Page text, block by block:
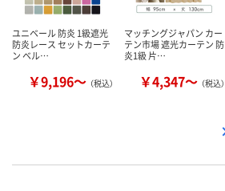
ユニベール 防炎 1級遮光
防炎レース セットカーテ
ン ベル…
￥9,196～ （税込）
マッチングジャパン カー
テン市場 遮光カーテン 防
炎1級 片…
￥4,347～ （税込）